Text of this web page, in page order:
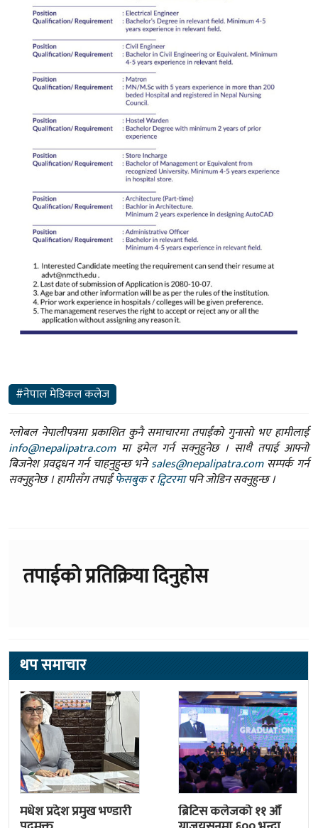
#नेपाल मेडिकल कलेज
ग्लोबल नेपालीपत्रमा प्रकाशित कुनै समाचारमा तपाईंको गुनासो भए हामीलाई
info@nepalipatra.comमा इमेल गर्न सक्नुहुनेछ । साथै तपाई आफ्नो
बिजनेश प्रवद्र्धन गर्न चाहनुहुन्छ भनेsales@nepalipatra.comसम्पर्क गर्न
सक्नुहुनेछ । हामीसँग तपाईंफेसबुकरट्विटरमापनि जोडिन सक्नुहुन्छ ।
तपाईको प्रतिक्रिया दिनुहोस
थप समाचार
मधेश प्रदेश प्रमुख भण्डारी ब्रिटिस कलेजको ११ औँ